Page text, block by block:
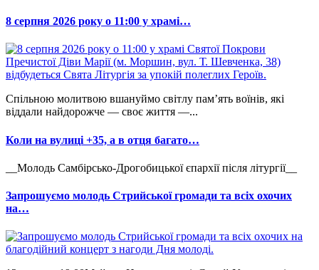
8 серпня 2026 року о 11:00 у храмі…
Спільною молитвою вшануймо світлу пам’ять воїнів, які
віддали найдорожче — своє життя —...
Коли на вулиці +35, а в отця багато…
__Молодь Самбірсько-Дрогобицької єпархії після літургії__
Запрошуємо молодь Стрийської громади та всіх охочих
на…